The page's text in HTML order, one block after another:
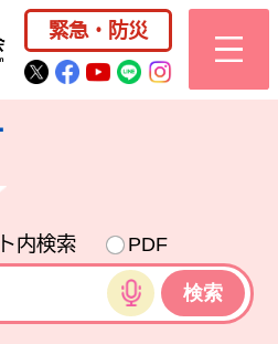
桜川市公式ホー
緊急・防災
桜川市公式Twitter
桜川市公式
桜川市公式
桜川市公式
内検索
PDF
音声検索